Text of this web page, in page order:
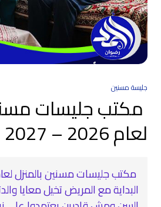
جليسة مسنين
مكتب جليسات
لعام 2026 – 2027
البداية مع المريض تخيل معايا